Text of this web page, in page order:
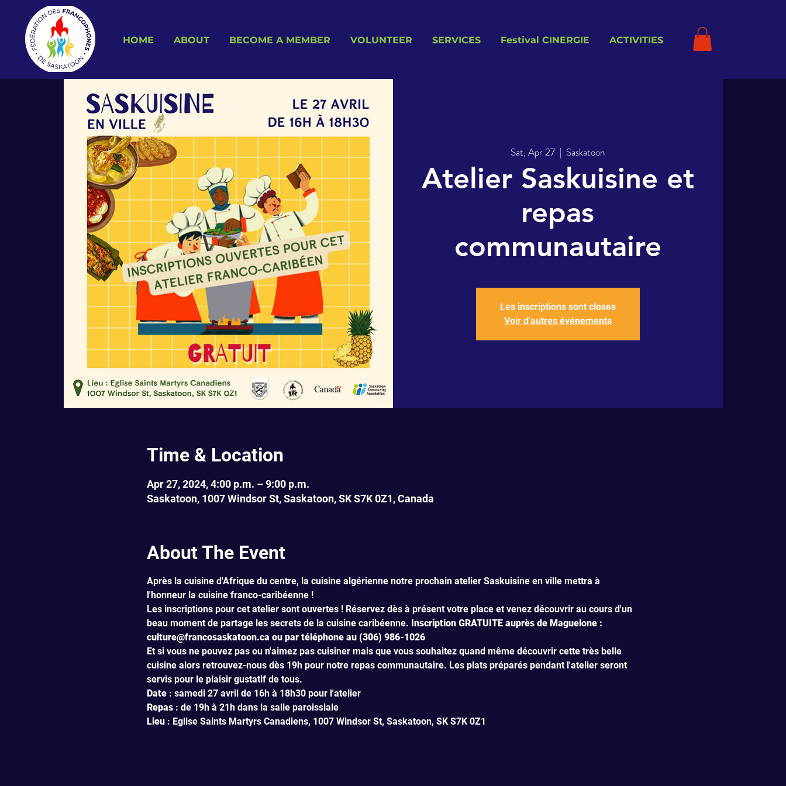
HOME ABOUT BECOME A MEMBER VOLUNTEER SERVICES Festival CINERGIE ACTIVITIES
Sat, Apr 27
  |
Saskatoon
Atelier Saskuisine et
repas
communautaire
Les inscriptions sont closes
Voir d'autres événements
Time & Location
Apr 27, 2024, 4:00 p.m. – 9:00 p.m.
Saskatoon, 1007 Windsor St, Saskatoon, SK S7K 0Z1, Canada
About The Event
Après la cuisine d'Afrique du centre, la cuisine algérienne notre prochain atelier Saskuisine en ville mettra à
l'honneur la cuisine franco-caribéenne !
Les inscriptions pour cet atelier sont ouvertes ! Réservez dès à présent votre place et venez découvrir au cours d'un
beau moment de partage les secrets de la cuisine caribéenne. Inscription GRATUITE auprès de Maguelone :
culture@francosaskatoon.ca ou par téléphone au (306) 986-1026
Et si vous ne pouvez pas ou n'aimez pas cuisiner mais que vous souhaitez quand même découvrir cette très belle
cuisine alors retrouvez-nous dès 19h pour notre repas communautaire. Les plats préparés pendant l'atelier seront
servis pour le plaisir gustatif de tous.
Date
: samedi 27 avril de 16h à 18h30 pour l'atelier
Repas
: de 19h à 21h dans la salle paroissiale
Lieu